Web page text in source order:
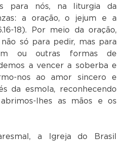
para nós, na liturgia da
a oração, o jejum e a
18). Por meio da oração,
só para pedir, mas para
ou outras formas de
a vencer a soberba e
nos ao amor sincero e
da esmola, reconhecendo
lhes as mãos e os
a Igreja do Brasil